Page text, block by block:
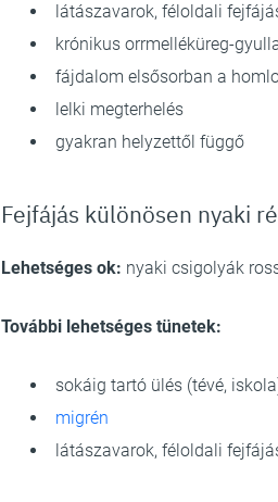
látászavarok, féloldali
krónikus orrmelléküreg-
fájdalom elsősorban a
lelki megterhelés
gyakran helyzettől függő
Fejfájás különösen nyaki
Lehetséges ok: nyaki csigolyák
További lehetséges tünetek:
sokáig tartó ülés (tévé,
migrén
látászavarok, féloldali